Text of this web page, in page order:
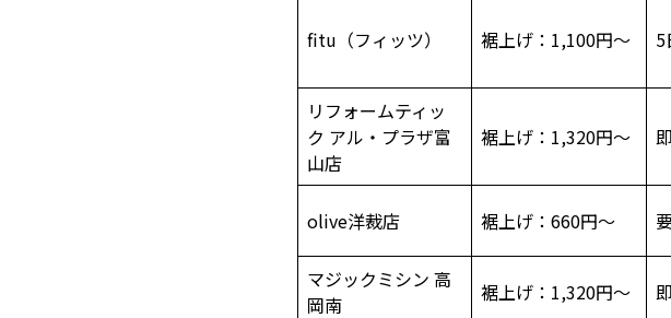
fitu（フィッツ） 裾上げ：1,100円～ 5
リフォームティッ
ク アル・プラザ富
山店
裾上げ：1,320円～
olive洋裁店 裾上げ：660円～
マジックミシン 高
岡南
裾上げ：1,320円～